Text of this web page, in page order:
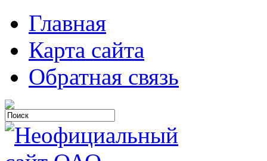
Главная
Карта сайта
Обратная связь